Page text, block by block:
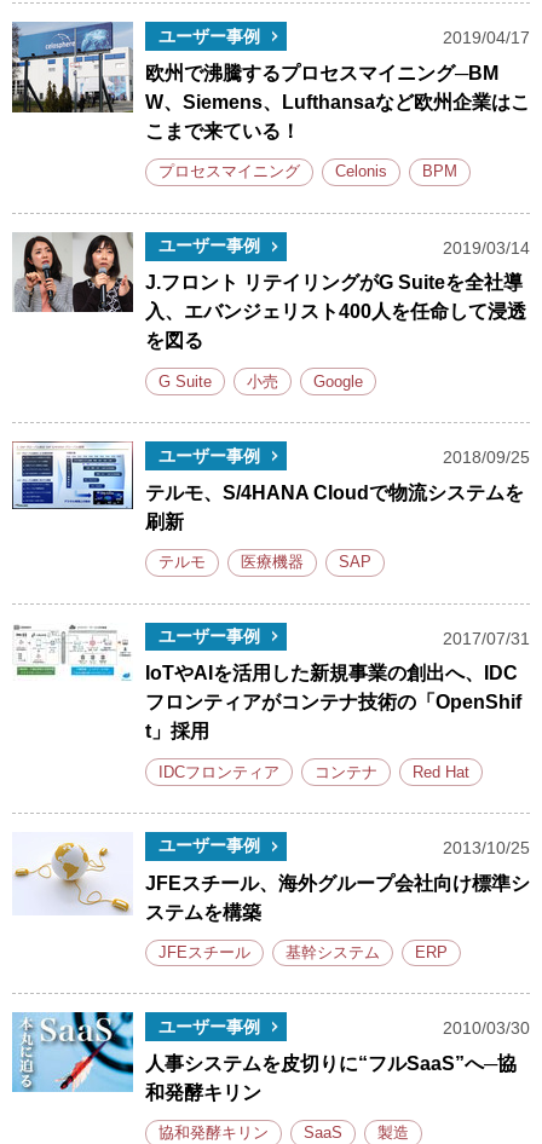
ユーザー事例 2019/04/17
欧州で沸騰するプロセスマイニング─BM
W、Siemens、Lufthansaなど欧州企業はこ
こまで来ている！
プロセスマイニング Celonis BPM
ユーザー事例 2019/03/14
J.フロント リテイリングがG Suiteを全社導
入、エバンジェリスト400人を任命して浸透
を図る
G Suite 小売 Google
ユーザー事例 2018/09/25
テルモ、S/4HANA Cloudで物流システムを
刷新
テルモ 医療機器 SAP
ユーザー事例 2017/07/31
IoTやAIを活用した新規事業の創出へ、IDC
フロンティアがコンテナ技術の「OpenShif
t」採用
IDCフロンティア コンテナ Red Hat
ユーザー事例 2013/10/25
JFEスチール、海外グループ会社向け標準シ
ステムを構築
JFEスチール 基幹システム ERP
ユーザー事例 2010/03/30
人事システムを皮切りに“フルSaaS”へ─協
和発酵キリン
協和発酵キリン SaaS 製造